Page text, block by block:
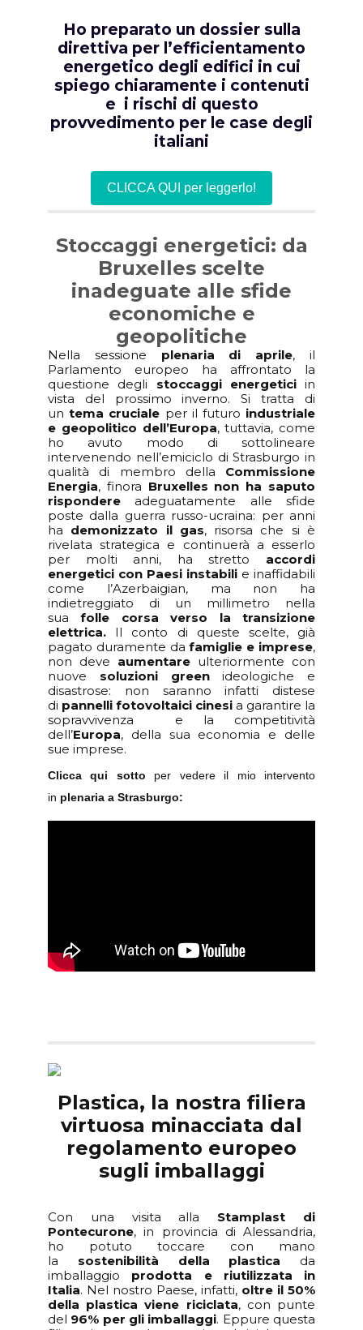
Ho preparato un dossiersulla
direttiva per l’efficientamento
energetico degli edifici in cui
spiego chiaramente i contenuti
e i rischi di questo
provvedimento per le case degli
italiani
CLICCA QUI per leggerlo!
Stoccaggi energetici: da
Bruxelles scelte
inadeguate alle sfide
economiche e
geopolitiche
Nella sessione plenaria di aprile, il
Parlamento europeo ha affrontato la
questione degli stoccaggi energeticiin
vista del prossimo inverno. Si tratta di
untema cruciale per il futuro industriale
e geopolitico dell’Europa, tuttavia, come
ho avuto modo di sottolineare
intervenendo nell’emiciclo di Strasburgo in
qualità di membro della Commissione
Energia, finora Bruxelles non ha saputo
rispondere adeguatamente alle sfide
poste dalla guerra russo-ucraina: per anni
ha demonizzato il gas, risorsa che si è
rivelata strategica e continuerà a esserlo
per molti anni, ha stretto accordi
energetici con Paesi instabili e inaffidabili
come l’Azerbaigian, ma non ha
indietreggiato di un millimetro nella
suafolle corsa verso la transizione
elettrica. Il conto di queste scelte, già
pagato duramente dafamiglie e imprese,
non deve aumentare ulteriormente con
nuove soluzioni greenideologiche e
disastrose: non saranno infatti distese
di pannelli fotovoltaici cinesi a garantire la
sopravvivenza e la competitività
dell’Europa, della sua economia e delle
sue imprese.
Clicca qui sotto per vedere il mio intervento
in plenaria a Strasburgo:
Plastica, la nostra filiera
virtuosa minacciata dal
regolamento europeo
sugli imballaggi
Con una visita alla Stamplast di
Pontecurone, in provincia di Alessandria,
ho potuto toccare con mano
la sostenibilità della plastica da
imballaggio prodotta e riutilizzata in
Italia. Nel nostro Paese, infatti, oltre il 50%
della plastica viene riciclata, con punte
del 96% per gli imballaggi. Eppure questa